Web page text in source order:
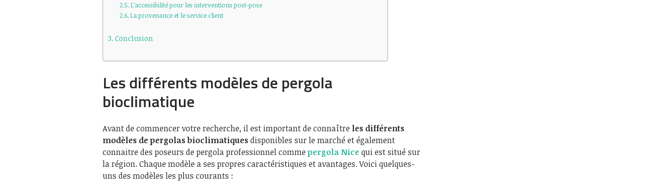
L’accessibilité pour les interventions post-pose
La provenance et le service client
Conclusion
Les différents modèles de pergola
bioclimatique
Avant de commencer votre recherche, il est important de connaître les différents
modèles de pergolas bioclimatiquesdisponibles sur le marché et également
connaitre des poseurs de pergola professionnel comme pergola Nicequi est situé sur
la région. Chaque modèle a ses propres caractéristiques et avantages. Voici quelques-
uns des modèles les plus courants :